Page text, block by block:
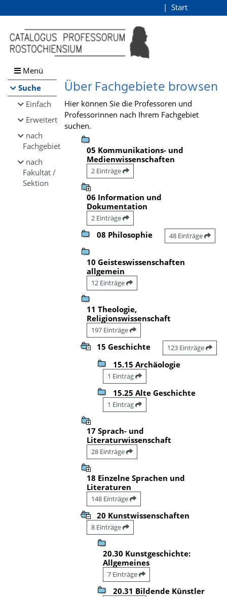
Browsen
direkt zum Inhalt
Start
Menü
Suche
Einfach
Erweitert
nach
Fachgebiet
nach
Fakultät /
Sektion
Über Fachgebiete browsen
Hier können Sie die Professoren und
Professorinnen nach Ihrem Fachgebiet
suchen.
05 Kommunikations- und
Medienwissenschaften
2 Einträge
06 Information und
Dokumentation
2 Einträge
08 Philosophie 48 Einträge
10 Geisteswissenschaften
allgemein
12 Einträge
11 Theologie,
Religionswissenschaft
197 Einträge
15 Geschichte 123 Einträge
15.15 Archäologie
1 Eintrag
15.25 Alte Geschichte
1 Eintrag
17 Sprach- und
Literaturwissenschaft
28 Einträge
18 Einzelne Sprachen und
Literaturen
148 Einträge
20 Kunstwissenschaften
8 Einträge
20.30 Kunstgeschichte:
Allgemeines
7 Einträge
20.31 Bildende Künstler